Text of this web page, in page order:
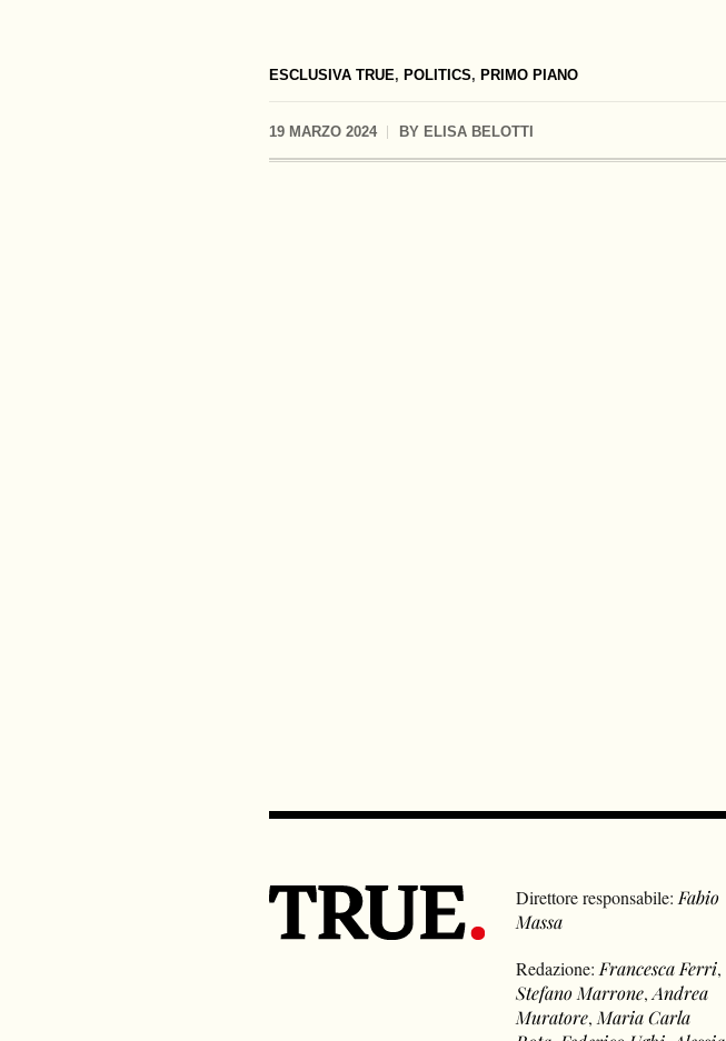
ESCLUSIVA TRUE, POLITICS, PRIMO PIANO
19 MARZO 2024 BY ELISA BELOTTI
Direttore responsabile: Fabio
Massa
Redazione: Francesca Ferri,
Stefano Marrone,Andrea
Muratore, Maria Carla